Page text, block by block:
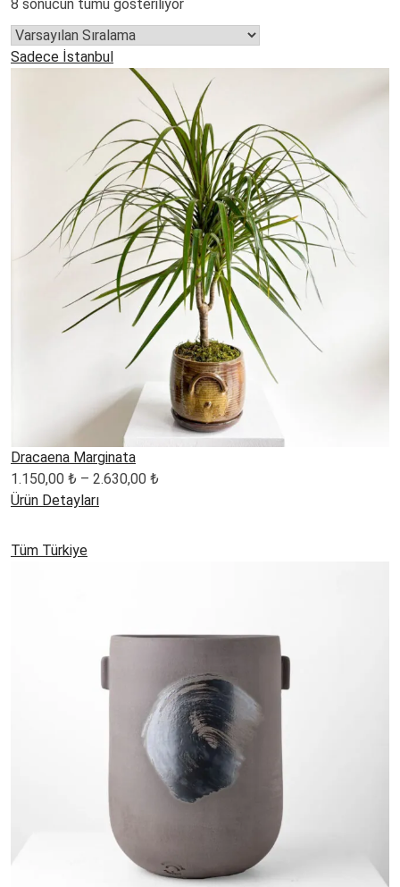
8 sonucun tümü gösteriliyor
Sadece İstanbul
Dracaena Marginata
1.150,00 ₺ – 2.630,00 ₺
Ürün Detayları
Tüm Türkiye